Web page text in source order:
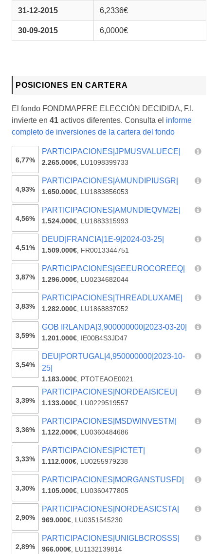
31-12-2015 6,2336€
30-09-2015 6,0000€
POSICIONES EN CARTERA
El fondo FONDMAPFRE ELECCIÓN DECIDIDA, F.I.
invierte en 41 activos diferentes. Consulta el informe
completo de inversiones de la cartera del fondo
6,77%
PARTICIPACIONES|JPMUSVALUECE|
2.265.000€, LU1098399733
4,93%
PARTICIPACIONES|AMUNDIPIUSGR|
1.650.000€, LU1883856053
4,56%
PARTICIPACIONES|AMUNDIEQVM2E|
1.524.000€, LU1883315993
4,51%
DEUD|FRANCIA|1E-9|2024-03-25|
1.509.000€, FR0013344751
3,87%
PARTICIPACIONES|GEEUROCOREEQ|
1.296.000€, LU0234682044
3,83%
PARTICIPACIONES|THREADLUXAME|
1.282.000€, LU1868837052
3,59%
GOB IRLANDA|3,900000000|2023-03-20|
1.201.000€, IE00B4S3JD47
3,54%
DEU|PORTUGAL|4,950000000|2023-10-
25|
1.183.000€, PTOTEAOE0021
3,39%
PARTICIPACIONES|NORDEAISICEU|
1.133.000€, LU0229519557
3,36%
PARTICIPACIONES|MSDWINVESTM|
1.122.000€, LU0360484686
3,33%
PARTICIPACIONES|PICTET|
1.112.000€, LU0255979238
3,30%
PARTICIPACIONES|MORGANSTUSFD|
1.105.000€, LU0360477805
2,90%
PARTICIPACIONES|NORDEASICSTA|
969.000€, LU0351545230
2,89%
PARTICIPACIONES|UNIGLBCROSSS|
966.000€, LU1132139814